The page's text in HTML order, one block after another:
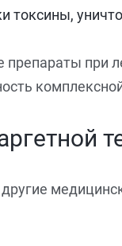
токсины,
при